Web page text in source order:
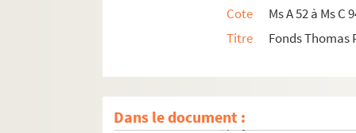
Cote
Ms A 52 à Ms C
Titre
Fonds Thomas
Dans le document :
Ms C 844. Pièces autographes de Thomas
Ms C 845. Copies de lettres
Ms C 846. Brouillons, projets et modèles de